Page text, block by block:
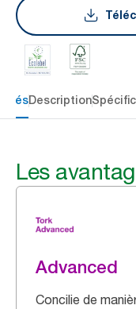
clésDescription
Les
Advanced
Concilie de